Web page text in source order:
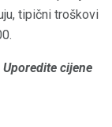
tipični troškovi
Uporedite cijene